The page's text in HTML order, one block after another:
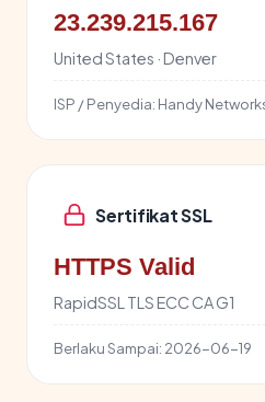
23.239.215.167
United States · Denver
ISP / Penyedia: Handy
Sertifikat SSL
HTTPS Valid
RapidSSL TLS ECC CA G1
Berlaku Sampai: 2026-06-19